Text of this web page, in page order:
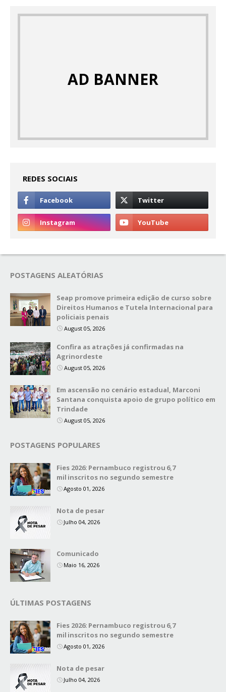
AD BANNER
REDES SOCIAIS
POSTAGENS ALEATÓRIAS
Seap promove primeira edição de curso sobre
Direitos Humanos e Tutela Internacional para
policiais penais
August 05, 2026
Confira as atrações já confirmadas na
Agrinordeste
August 05, 2026
Em ascensão no cenário estadual, Marconi
Santana conquista apoio de grupo político em
Trindade
August 05, 2026
POSTAGENS POPULARES
Fies 2026: Pernambuco registrou 6,7
mil inscritos no segundo semestre
Agosto 01, 2026
Nota de pesar
Julho 04, 2026
Comunicado
Maio 16, 2026
ÚLTIMAS POSTAGENS
Fies 2026: Pernambuco registrou 6,7
mil inscritos no segundo semestre
Agosto 01, 2026
Nota de pesar
Julho 04, 2026